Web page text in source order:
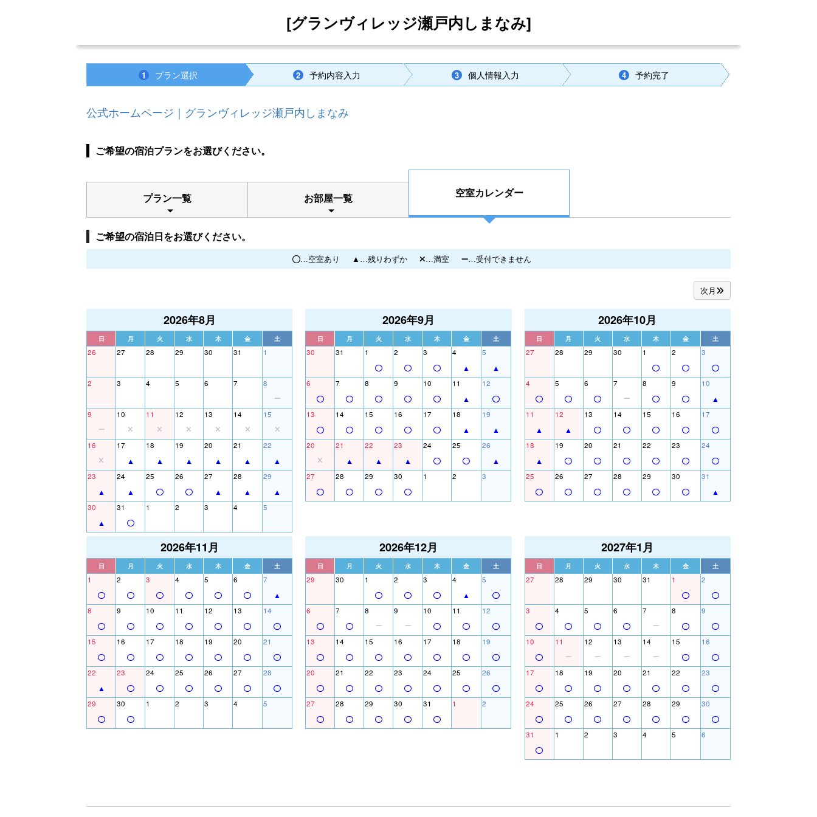
[グランヴィレッジ瀬戸内しまなみ]
1 プラン選択 2 予約内容入力 3 個人情報入力 4 予約完了
公式ホームページ｜グランヴィレッジ瀬戸内しまなみ
ご希望の宿泊プランをお選びください。
プラン一覧 お部屋一覧 空室カレンダー
ご希望の宿泊日をお選びください。
…空室あり …残りわずか …満室 …受付できません
次月
2026年8月
日 月 火 水 木 金 土
26 27 28 29 30 31 1
2 3 4 5 6 7 8
9 10 11 12 13 14 15
16 17 18 19 20 21 22
23 24 25 26 27 28 29
30 31 1 2 3 4 5
2026年9月
日 月 火 水 木 金 土
30 31 1 2 3 4 5
6 7 8 9 10 11 12
13 14 15 16 17 18 19
20 21 22 23 24 25 26
27 28 29 30 1 2 3
2026年10月
日 月 火 水 木 金 土
27 28 29 30 1 2 3
4 5 6 7 8 9 10
11 12 13 14 15 16 17
18 19 20 21 22 23 24
25 26 27 28 29 30 31
2026年11月
日 月 火 水 木 金 土
1 2 3 4 5 6 7
8 9 10 11 12 13 14
15 16 17 18 19 20 21
22 23 24 25 26 27 28
29 30 1 2 3 4 5
2026年12月
日 月 火 水 木 金 土
29 30 1 2 3 4 5
6 7 8 9 10 11 12
13 14 15 16 17 18 19
20 21 22 23 24 25 26
27 28 29 30 31 1 2
2027年1月
日 月 火 水 木 金 土
27 28 29 30 31 1 2
3 4 5 6 7 8 9
10 11 12 13 14 15 16
17 18 19 20 21 22 23
24 25 26 27 28 29 30
31 1 2 3 4 5 6